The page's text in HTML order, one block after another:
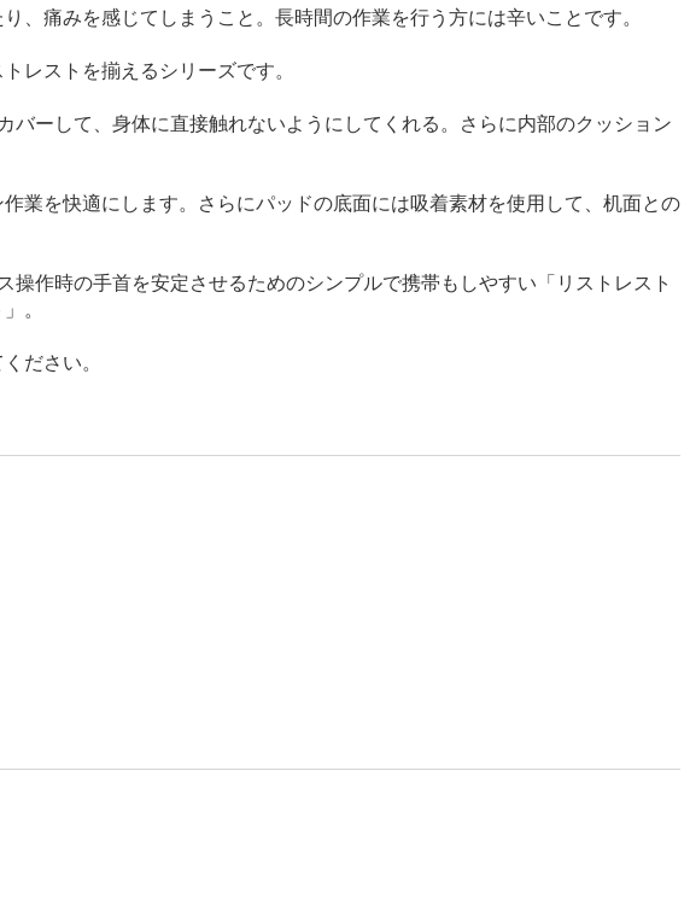
痛みを感じてしまうこと。長時間の作業を行う方には辛いことです。
レストを揃えるシリーズです。
ーして、身体に直接触れないようにしてくれる。さらに内部のクッション
業を快適にします。さらにパッドの底面には吸着素材を使用して、机面との
作時の手首を安定させるためのシンプルで携帯もしやすい「リストレスト
。
ださい。